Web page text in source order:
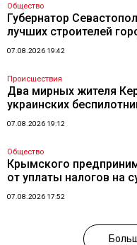
Общество
Губернатор
лучших строителей
07.08.2026 19:42
Происшествия
Два мирных жителя
украинских
07.08.2026 19:12
Общество
Крымского
от уплаты налогов на
07.08.2026 17:52